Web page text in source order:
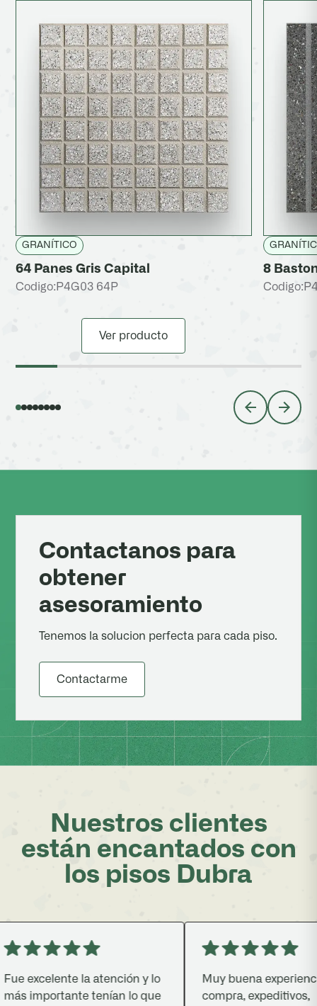
GRANÍTICO
64 Panes Gris Capital
Codigo: P4G03 64P
Ver producto
8
Codigo:
Contactanos para
obtener
asesoramiento
Tenemos la solucion perfecta para cada piso.
Contactarme
Nuestros clientes
están encantados con
los pisos Dubra
excelente la atención y lo
importante tenían lo que
Muy buena experiencia
compra, expeditivos,